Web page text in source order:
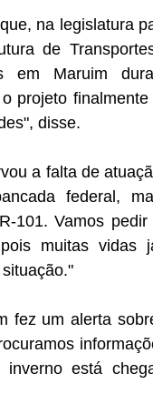
na legislatura
de
em Maruim
projeto
disse.
a falta de
federal,
101. Vamos
muitas vidas
fez um alerta
inverno está